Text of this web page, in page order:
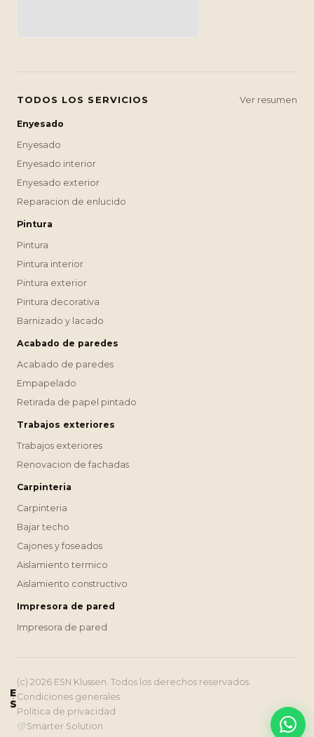
E
S
TODOS LOS SERVICIOS Ver resumen
Enyesado
Enyesado
Enyesado interior
Enyesado exterior
Reparacion de enlucido
Pintura
Pintura
Pintura interior
Pintura exterior
Pintura decorativa
Barnizado y lacado
Acabado de paredes
Acabado de paredes
Empapelado
Retirada de papel pintado
Trabajos exteriores
Trabajos exteriores
Renovacion de fachadas
Carpinteria
Carpinteria
Bajar techo
Cajones y foseados
Aislamiento termico
Aislamiento constructivo
Impresora de pared
Impresora de pared
(c) 2026 ESN Klussen. Todos los derechos reservados.
Condiciones generales
Politica de privacidad
Smarter Solution